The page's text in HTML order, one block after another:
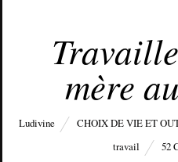
mère
Ludivine CHOIX DE VIE ET
travail
52